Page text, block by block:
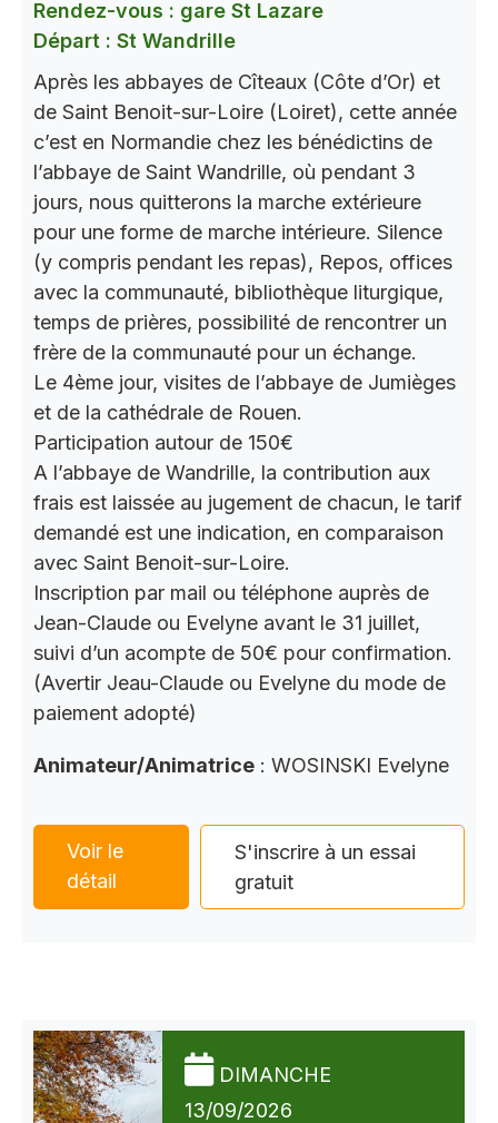
Rendez-vous : gare St Lazare
Départ : St Wandrille
Après les abbayes de Cîteaux (Côte d’Or) et
de Saint Benoit-sur-Loire (Loiret), cette année
c’est en Normandie chez les bénédictins de
l’abbaye de Saint Wandrille, où pendant 3
jours, nous quitterons la marche extérieure
pour une forme de marche intérieure. Silence
(y compris pendant les repas), Repos, offices
avec la communauté, bibliothèque liturgique,
temps de prières, possibilité de rencontrer un
frère de la communauté pour un échange.
Le 4ème jour, visites de l’abbaye de Jumièges
et de la cathédrale de Rouen.
Participation autour de 150€
A l’abbaye de Wandrille, la contribution aux
frais est laissée au jugement de chacun, le tarif
demandé est une indication, en comparaison
avec Saint Benoit-sur-Loire.
Inscription par mail ou téléphone auprès de
Jean-Claude ou Evelyne avant le 31 juillet,
suivi d’un acompte de 50€ pour confirmation.
(Avertir Jeau-Claude ou Evelyne du mode de
paiement adopté)
Animateur/Animatrice : WOSINSKI Evelyne
Voir le
détail
S'inscrire à un essai
gratuit
DIMANCHE
13/09/2026